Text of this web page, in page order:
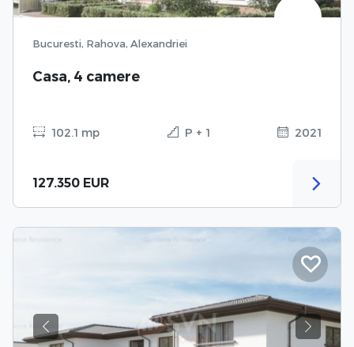
Bucuresti, Rahova, Alexandriei
Casa, 4 camere
102.1 mp P + 1 2021
127.350 EUR
Previous Next